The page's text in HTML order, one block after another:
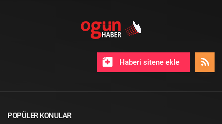
Haberi sitene ekle
POPÜLER KONULAR